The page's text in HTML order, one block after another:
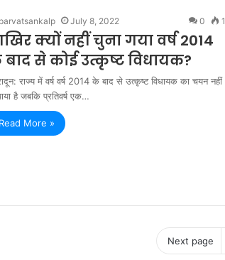
parvatsankalp July 8, 2022 0 1
क्यों नहीं चुना गया वर्ष 2014
से कोई उत्कृष्ट विधायक?
राज्य में वर्ष वर्ष 2014 के बाद से उत्कृष्ट विधायक का चयन नहीं
है जबकि प्रतिवर्ष एक…
Read More »
Next page